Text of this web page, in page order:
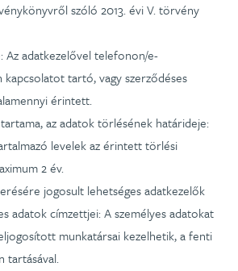
szóló 2013. évi V. törvény
Az adatkezelővel telefonon/e-
kapcsolatot tartó, vagy szerződéses
érintett.
az adatok törlésének határideje:
levelek az érintett törlési
2 év.
jogosult lehetséges adatkezelők
adatok címzettjei: A személyes adatokat
munkatársai kezelhetik, a fenti
tartásával.